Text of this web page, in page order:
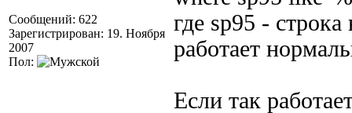
Сообщений: 622
Зарегистрирован: 19. Ноября
2007
Пол:
где sp95 -
работает
Если так